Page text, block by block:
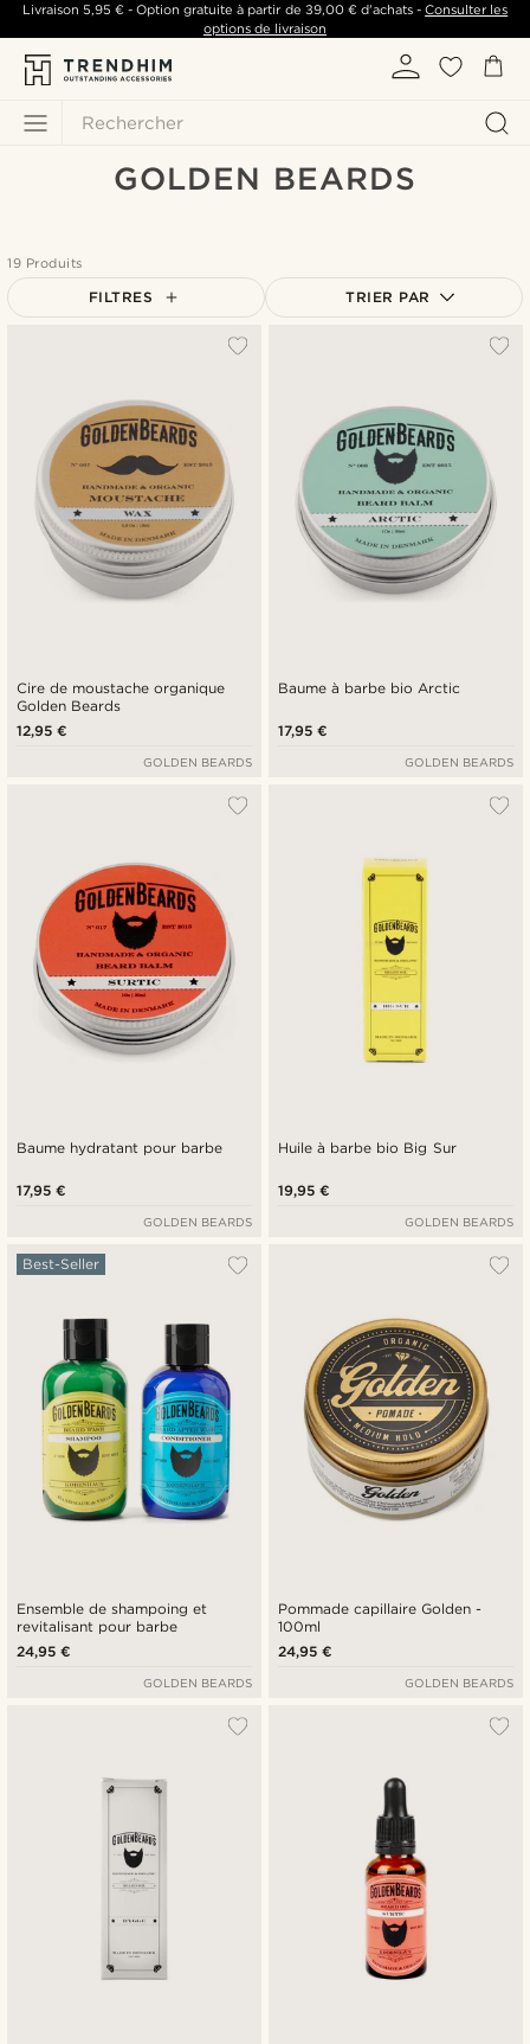
Rechercher
Livraison 5,95 €- Option gratuite à partir de 39,00 €d'achats -Consulter les
options de livraison
GOLDEN BEARDS
19 Produits
FILTRES TRIER PAR
Prix croissant
Prix décroissant
Cire de moustache organique
Golden Beards
12,95 €
GOLDEN BEARDS
Baume à barbe bio Arctic
17,95 €
GOLDEN BEARDS
Baume hydratant pour barbe
17,95 €
GOLDEN BEARDS
Huile à barbe bio Big Sur
19,95 €
GOLDEN BEARDS
Ensemble de shampoing et
revitalisant pour barbe
Best-Seller
24,95 €
GOLDEN BEARDS
Pommade capillaire Golden -
100ml
24,95 €
GOLDEN BEARDS